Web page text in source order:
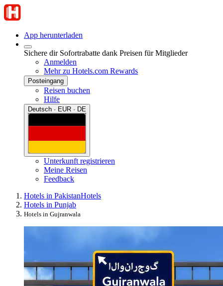
App herunterladen
Sichere dir Sofortrabatte dank Preisen für Mitglieder
Anmelden
Mehr zu Hotels.com Rewards
Posteingang
Reisen buchen
Hilfe
Deutsch · EUR · DE
Unterkunft registrieren
Meine Reisen
Feedback
Hotels in PakistanHotels
Hotels in Punjab
Hotels in Gujranwala